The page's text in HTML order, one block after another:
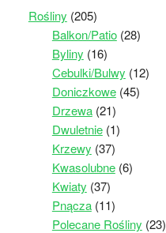
Rośliny (205)
Balkon/Patio(28)
Byliny (16)
Cebulki/Bulwy (12)
Doniczkowe(45)
Drzewa(21)
Dwuletnie(1)
Krzewy (37)
Kwasolubne(6)
Kwiaty (37)
Pnącza(11)
Polecane Rośliny (23)